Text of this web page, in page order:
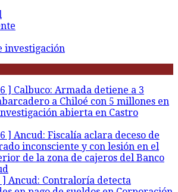
investigación
] Calbuco: Armada detiene a 3
a Chiloé con 5 millones en
abierta en Castro
] Ancud: Fiscalía aclara deceso de
inconsciente y con lesión en el
de la zona de cajeros del Banco
Ancud: Contraloría detecta